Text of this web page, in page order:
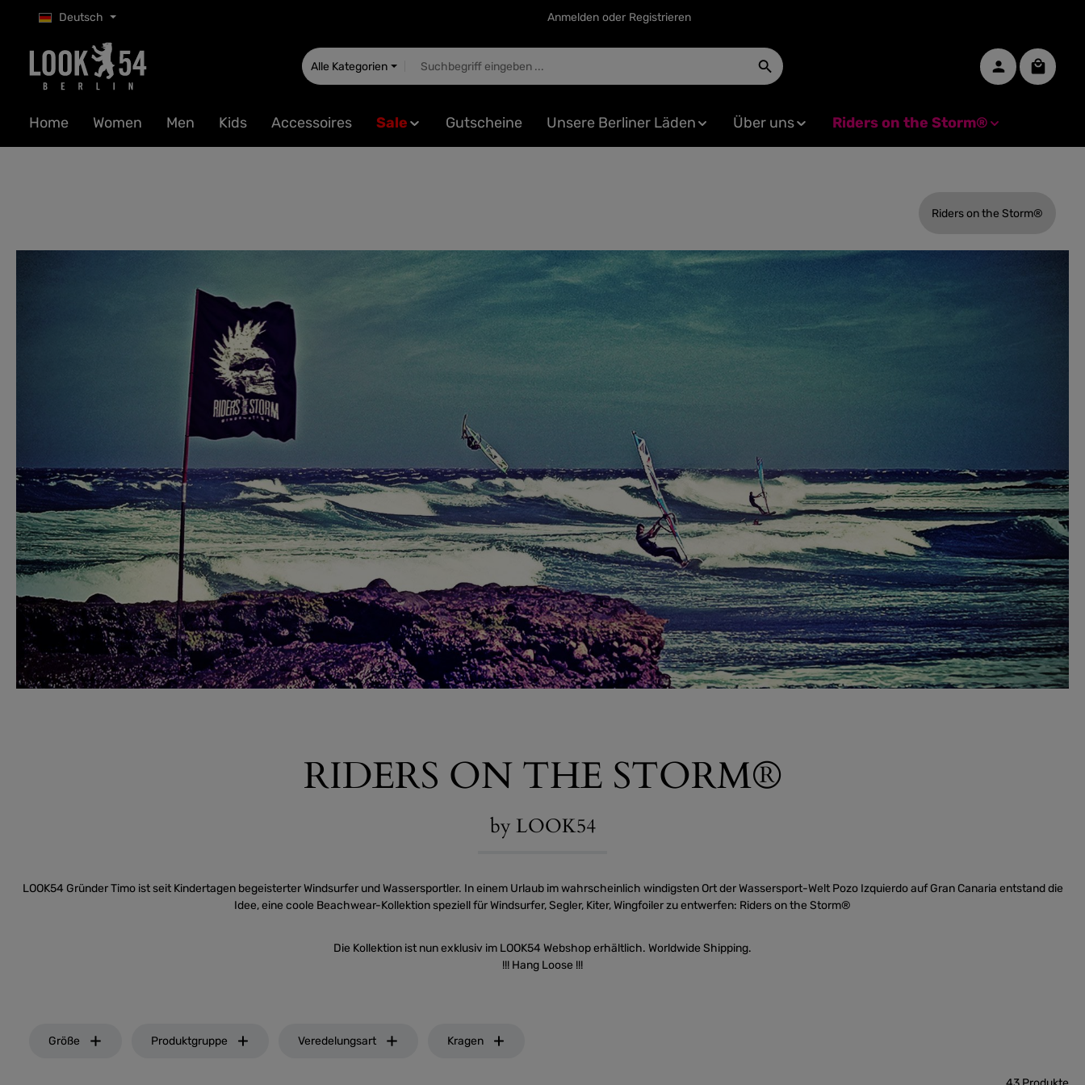
Hauptinhalt springen
Zur Suche springen
Zur Hauptnavigation springen Anmelden oder Registrieren
Deutsch
Alle Kategorien
Home Women Men Kids Accessoires Sale Gutscheine Unsere Berliner Läden Über uns Riders on the Storm®
Riders on the Storm®
RIDERS ON THE STORM®
by LOOK54
LOOK54 Gründer Timo ist seit Kindertagen begeisterter Windsurfer und Wassersportler. In einem Urlaub im wahrscheinlich windigsten Ort der Wassersport-Welt Pozo Izquierdo auf Gran Canaria entstand die
Idee, eine coole Beachwear-Kollektion speziell für Windsurfer, Segler, Kiter, Wingfoiler zu entwerfen: Riders on the Storm®
Die Kollektion ist nun exklusiv im LOOK54 Webshop erhältlich. Worldwide Shipping.
!!! Hang Loose !!!
Größe Produktgruppe Veredelungsart Kragen